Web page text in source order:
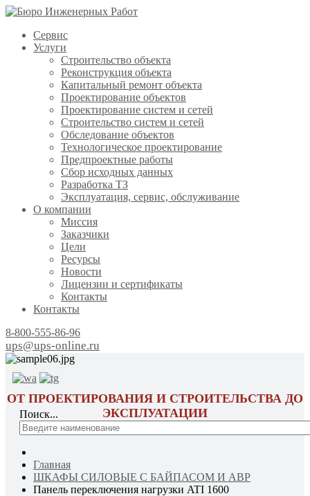
Сервис
Услуги
Строительство объекта
Реконструкция объекта
Капитальный ремонт объекта
Проектирование объектов
Проектирование систем и сетей
Строительство систем и сетей
Обследование объектов
Технологическое проектирование
Предпроектные работы
Сбор исходных данных
Разработка ТЗ
Эксплуатация, сервис, обслуживание
О компании
Миссия
Заказчики
Цели
Ресурсы
Новости
Лицензии и сертификаты
Контакты
Контакты
8-800-555-86-96
ups@ups-online.ru
ОТ ПРОЕКТИРОВАНИЯ И СТРОИТЕЛЬСТВА ДО
ЭКСПЛУАТАЦИИ
Поиск...
Главная
ШКАФЫ СИЛОВЫЕ С БАЙПАСОМ И АВР
Панель переключения нагрузки ATI 1600